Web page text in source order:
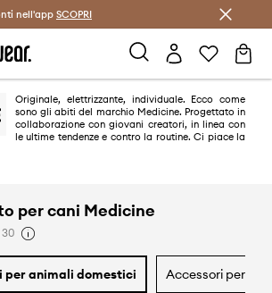
Risparmia con Answear Club >
nell'app SCOPRI
Originale, elettrizzante, individuale. Ecco come
sono gli abiti del marchio Medicine. Progettato in
collaborazione con giovani creatori, in linea con
le ultime tendenze e contro la routine. Ci piace la
per cani Medicine
per animali domestici accessori per